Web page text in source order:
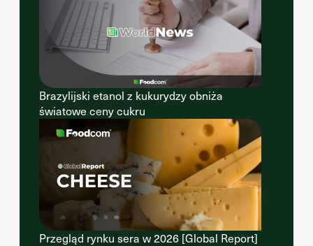
Brazylijski etanol z kukurydzy obniża
światowe ceny cukru
Przegląd rynku sera w 2026 [Global Report]